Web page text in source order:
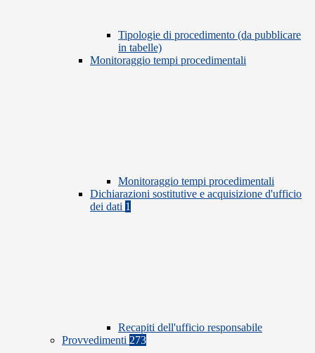
Tipologie di procedimento (da pubblicare
in tabelle)
Monitoraggio tempi procedimentali
Monitoraggio tempi procedimentali
Dichiarazioni sostitutive e acquisizione d'ufficio
dei dati 1
Recapiti dell'ufficio responsabile
Provvedimenti 273